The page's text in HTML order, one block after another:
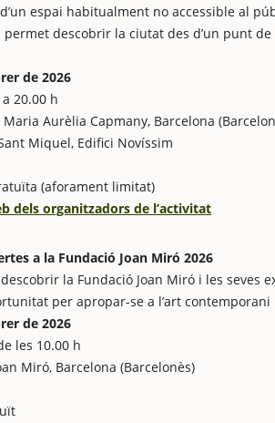
espai habitualment no accessible al
permet descobrir la ciutat des d’un punt
de 2026
20.00 h
Aurèlia Capmany, Barcelona
Miquel, Edifici Novíssim
(aforament limitat)
dels organitzadors de l’activitat
a la Fundació Joan Miró 2026
la Fundació Joan Miró i les seves
per apropar-se a l’art
de 2026
les 10.00 h
Miró, Barcelona (Barcelonès)